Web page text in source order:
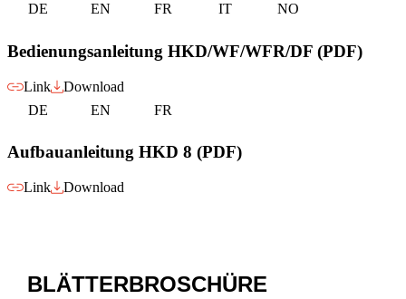
DE
EN FR IT NO
Bedienungsanleitung HKD/WF/WFR/DF (PDF)
Link
Download
DE
EN FR
Aufbauanleitung HKD 8 (PDF)
Link Download
BLÄTTERBROSCHÜRE